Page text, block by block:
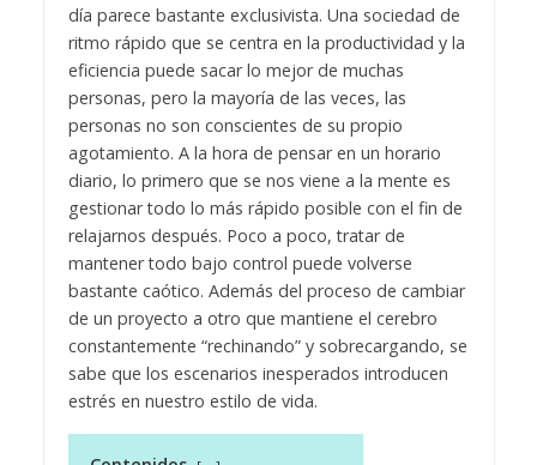
día parece bastante exclusivista. Una sociedad de
ritmo rápido que se centra en la productividad y la
eficiencia puede sacar lo mejor de muchas
personas, pero la mayoría de las veces, las
personas no son conscientes de su propio
agotamiento. A la hora de pensar en un horario
diario, lo primero que se nos viene a la mente es
gestionar todo lo más rápido posible con el fin de
relajarnos después. Poco a poco, tratar de
mantener todo bajo control puede volverse
bastante caótico. Además del proceso de cambiar
de un proyecto a otro que mantiene el cerebro
constantemente “rechinando” y sobrecargando, se
sabe que los escenarios inesperados introducen
estrés en nuestro estilo de vida.